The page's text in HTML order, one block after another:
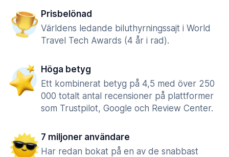
Prisbelönad
Världens ledande biluthyrningssajt i World
Travel Tech Awards (4 år i rad).
Höga betyg
Ett kombinerat betyg på 4,5 med över 250
000 totalt antal recensioner på plattformer
som Trustpilot, Google och Review Center.
7 miljoner användare
Har redan bokat på en av de snabbast